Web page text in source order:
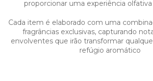
proporcionar uma experiência
Cada item é elaborado com uma
fragrâncias exclusivas, capturando
envolventes que irão transformar
refúgio aromático